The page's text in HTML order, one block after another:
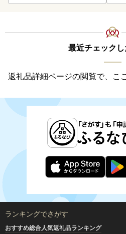
最近チェック
返礼品詳細ページの閲覧で、こ
ランキングでさがす
おすすめ総合人気返礼品ランキング